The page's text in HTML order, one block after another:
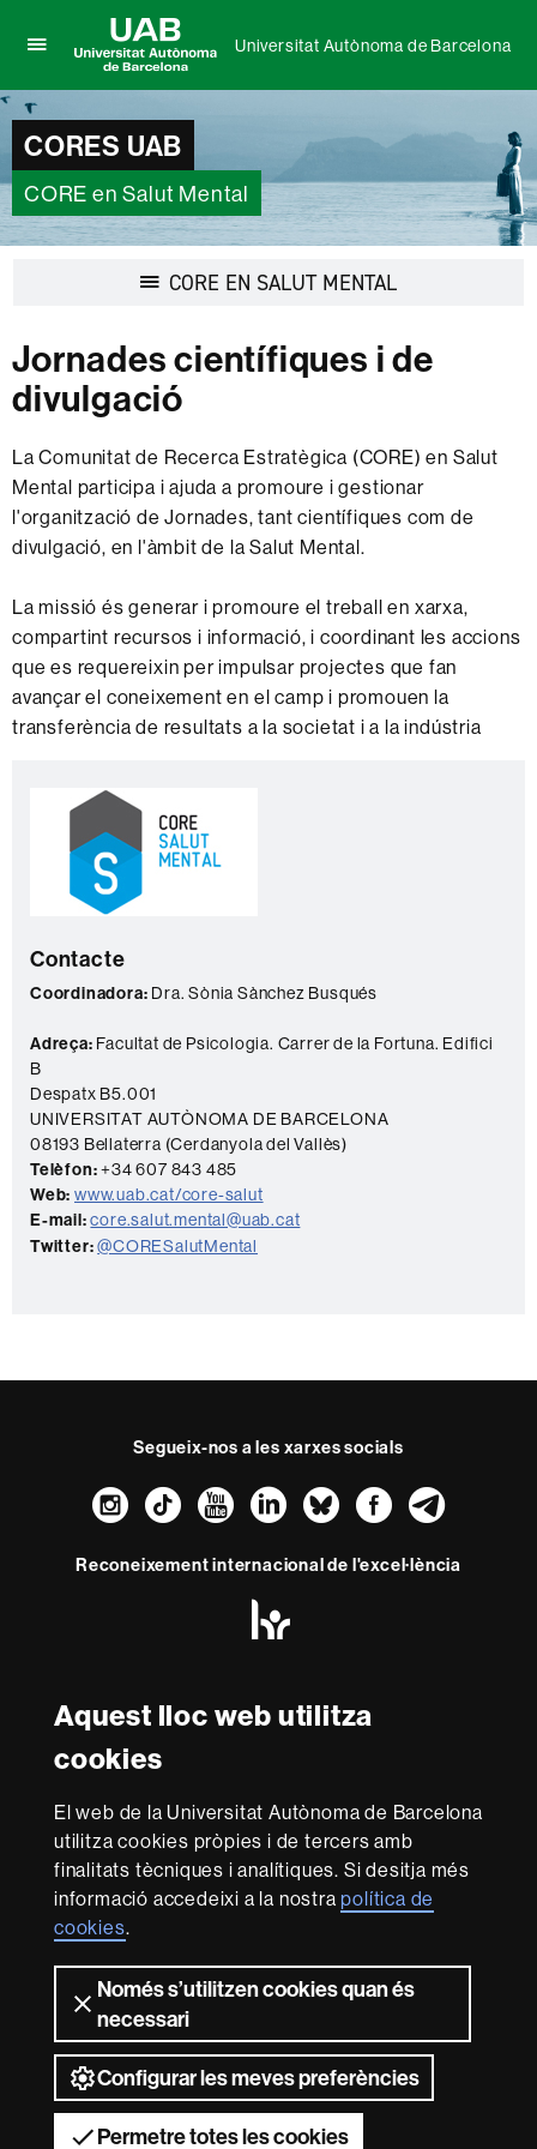
Aquest lloc web utilitza
cookies
El web de la Universitat Autònoma de Barcelona
utilitza cookies pròpies i de tercers amb
finalitats tècniques i analítiques. Si desitja més
informació accedeixi a la nostrapolítica de
cookies.
Només s’utilitzen cookies quan és
necessari
Configurar les meves preferències
Permetre totes les cookies
per
desplegar
el
menú
de
Universitat
Autònoma
Autònoma
de
Universitat Autònoma de Barcelona
CORES UAB
CORE en Salut Mental
CORE EN SALUT MENTAL
Jornades científiques i de
divulgació
La Comunitat de Recerca Estratègica (CORE) en Salut
Mental participa i ajuda a promoure i gestionar
l'organització de Jornades, tant científiques com de
divulgació, en l'àmbit de la Salut Mental.
La missió és generar i promoure el treball en xarxa,
compartint recursos i informació, i coordinant les accions
que es requereixin per impulsar projectes que fan
avançar el coneixement en el camp i promouen la
transferència de resultats a la societat i a la indústria
complementària
c
t
e
Contacte
Coordinadora: Dra. Sònia Sànchez Busqués
Adreça: Facultat de Psicologia. Carrer de la Fortuna. Edifici
B
Despatx B5.001
UNIVERSITAT AUTÒNOMA DE BARCELONA
08193 Bellaterra (Cerdanyola del Vallès)
Telèfon:+34 607 843 485
Web: www.uab.cat/core-salut
E-mail:core.salut.mental@uab.cat
Twitter:@CORESalutMental
Segueix-nos a les xarxes socials
Instagram
TikTokYouTube
LinkedIn
Bluesky
Reconeixement internacional de l'excel·lència
-
Euraxess
Amb el finançament de
Sobre
aquest
web
Avís legal Protecció de dades Sobre el
web
Accessibilitat web Mapa del web UAB
docència de qualitat i excel·lència, diversificada,
multidisciplinària i flexible, ajustada a les necessitats de
la societat i adaptada als nous models de l'Europa del
coneixement. La UAB és reconeguda internacionalment
per la qualitat i el caràcter innovador de la seva recerca.
2026 Universitat Autònoma de Barcelona